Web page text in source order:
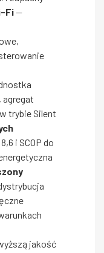
Fi—
agregat
trybie Silent
i SCOP do
jakość